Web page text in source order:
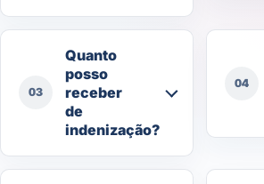
03
Quanto
posso
receber
de
indenização?
04